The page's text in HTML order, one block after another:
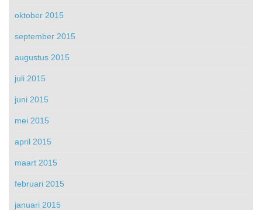
oktober 2015
september 2015
augustus 2015
juli 2015
juni 2015
mei 2015
april 2015
maart 2015
februari 2015
januari 2015